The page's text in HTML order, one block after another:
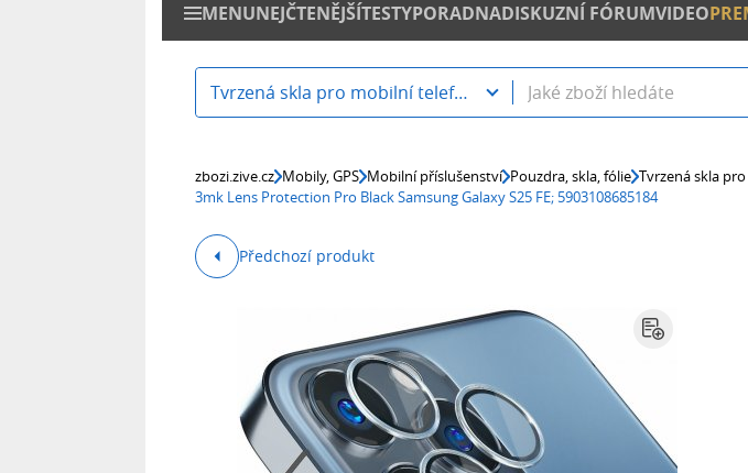
MENUNEJČTENĚJŠÍTESTYPORADNADISKUZNÍ FÓRUMVIDEO
Tvrzená skla pro mobilní telefony
zbozi.zive.cz Mobily, GPS Mobilní příslušenství Pouzdra, skla, fólie Tvrzená skla
3mk Lens Protection Pro Black Samsung Galaxy S25 FE; 5903108685184
Předchozí produkt